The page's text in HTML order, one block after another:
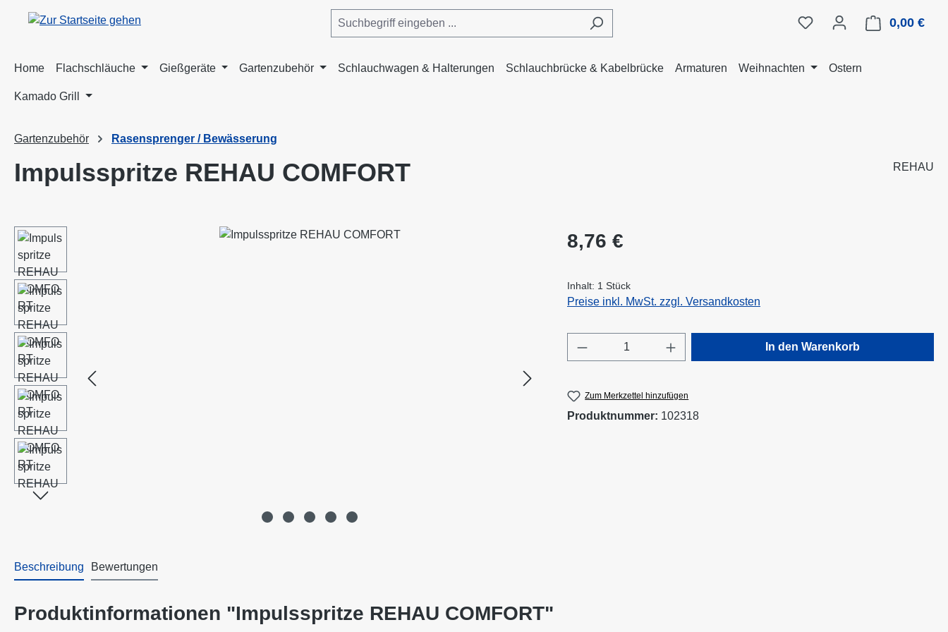
Hauptinhalt springen
Zur Suche springen
Zur Hauptnavigation springen 0,00 €
Home Flachschläuche Gießgeräte Gartenzubehör Schlauchwagen & Halterungen Schlauchbrücke & Kabelbrücke Armaturen Weihnachten Ostern
Kamado Grill
Gartenzubehör Rasensprenger / Bewässerung
Impulsspritze REHAU COMFORT REHAU
Regulärer Preis:
8,76 €
Inhalt: 1 Stück
Preise inkl. MwSt. zzgl. Versandkosten
Produkt Anzahl: Gib den gewünschten Wert ein
In den Warenkorb
Zum Merkzettel hinzufügen
Produktnummer: 102318
Beschreibung Bewertungen
Produktinformationen "Impulsspritze REHAU COMFORT"